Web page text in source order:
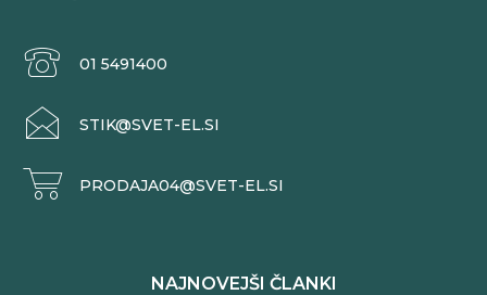
01 5491400
STIK@SVET-EL.SI
PRODAJA04@SVET-EL.SI
NAJNOVEJŠI ČLANKI